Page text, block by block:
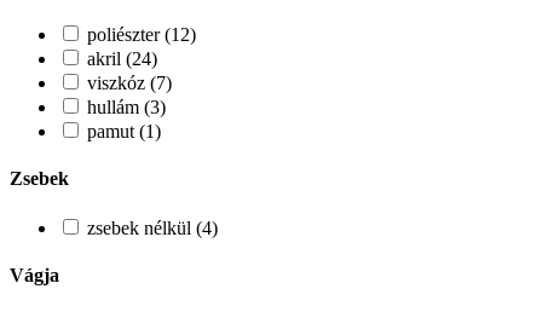
poliészter (12)
akril (24)
viszkóz (7)
hullám (3)
pamut (1)
Zsebek
zsebek nélkül (4)
Vágja